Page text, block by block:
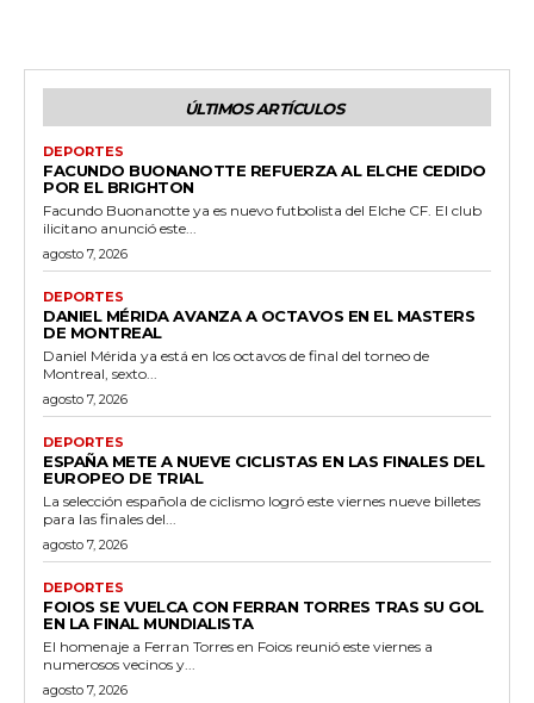
ÚLTIMOS ARTÍCULOS
DEPORTES
FACUNDO BUONANOTTE REFUERZA AL ELCHE CEDIDO
POR EL BRIGHTON
Facundo Buonanotte ya es nuevo futbolista del Elche CF. El club
ilicitano anunció este...
agosto 7, 2026
DEPORTES
DANIEL MÉRIDA AVANZA A OCTAVOS EN EL MASTERS
DE MONTREAL
Daniel Mérida ya está en los octavos de final del torneo de
Montreal, sexto...
agosto 7, 2026
DEPORTES
ESPAÑA METE A NUEVE CICLISTAS EN LAS FINALES DEL
EUROPEO DE TRIAL
La selección española de ciclismo logró este viernes nueve billetes
para las finales del...
agosto 7, 2026
DEPORTES
FOIOS SE VUELCA CON FERRAN TORRES TRAS SU GOL
EN LA FINAL MUNDIALISTA
El homenaje a Ferran Torres en Foios reunió este viernes a
numerosos vecinos y...
agosto 7, 2026